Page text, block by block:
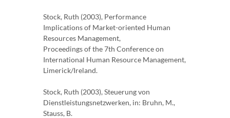
Stock, Ruth (2003), Performance
Implications of Market-oriented Human
Resources Management,
Proceedings of the 7th Conference on
International Human Resource Management,
Limerick/Ireland.
Stock, Ruth (2003), Steuerung von
Dienstleistungsnetzwerken, in: Bruhn, M.,
Stauss, B.